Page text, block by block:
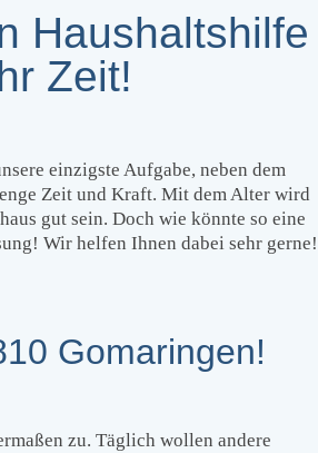
Haushaltshilfe
Zeit!
einzigste Aufgabe, neben dem
Zeit und Kraft. Mit dem Alter wird
gut sein. Doch wie könnte so eine
Wir helfen Ihnen dabei sehr gerne!
Gomaringen!
zu. Täglich wollen andere